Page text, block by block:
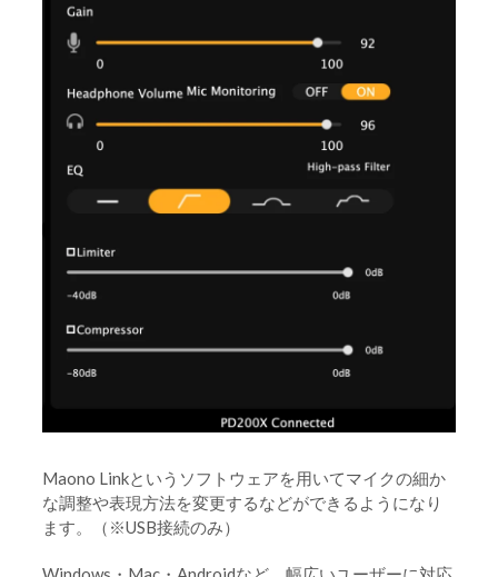
Maono Linkというソフトウェアを用いてマイクの細か
な調整や表現方法を変更するなどができるようになり
ます。（※USB接続のみ）